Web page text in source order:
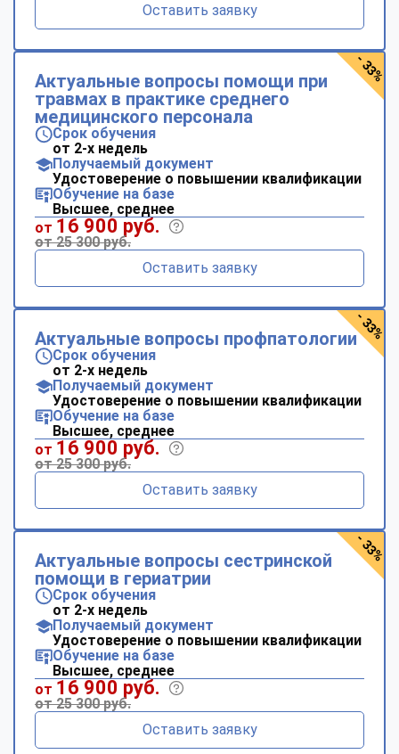
Оставить заявку
Актуальные вопросы помощи при
травмах в практике среднего
медицинского персонала
Срок обучения
от 2-х недель
Получаемый документ
Удостоверение о повышении квалификации
Обучение на базе
Высшее, среднее
от 16 900 руб.
от 25 300 руб.
Оставить заявку
- 33%
Актуальные вопросы профпатологии
Срок обучения
от 2-х недель
Получаемый документ
Удостоверение о повышении квалификации
Обучение на базе
Высшее, среднее
от 16 900 руб.
от 25 300 руб.
Оставить заявку
- 33%
Актуальные вопросы сестринской
помощи в гериатрии
Срок обучения
от 2-х недель
Получаемый документ
Удостоверение о повышении квалификации
Обучение на базе
Высшее, среднее
от 16 900 руб.
от 25 300 руб.
Оставить заявку
- 33%